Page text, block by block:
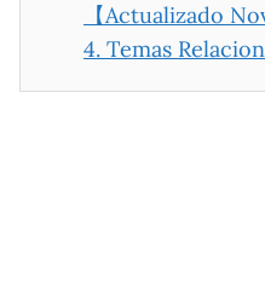
【Actualizado
4. Temas